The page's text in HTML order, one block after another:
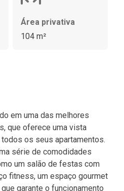
Área privativa
104 m²
em uma das melhores
que oferece uma vista
os seus apartamentos.
série de comodidades
um salão de festas com
fitness, um espaço gourmet
garante o funcionamento